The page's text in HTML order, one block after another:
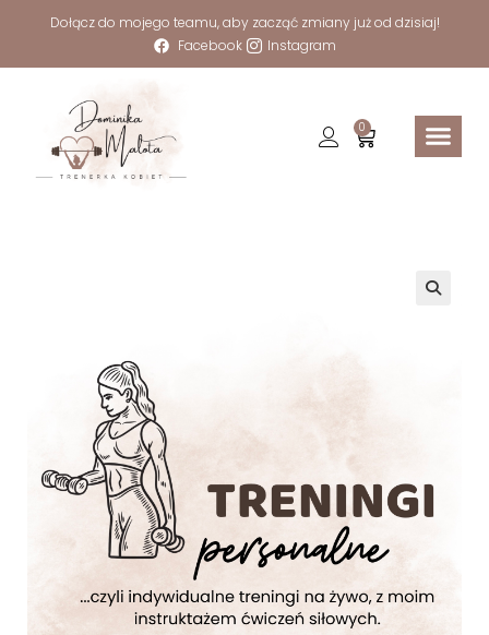
Dołącz do mojego teamu, aby zacząć zmiany już od dzisiaj!
Facebook
Instagram
0